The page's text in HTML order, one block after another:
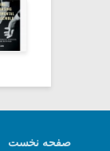
صفحه نخست